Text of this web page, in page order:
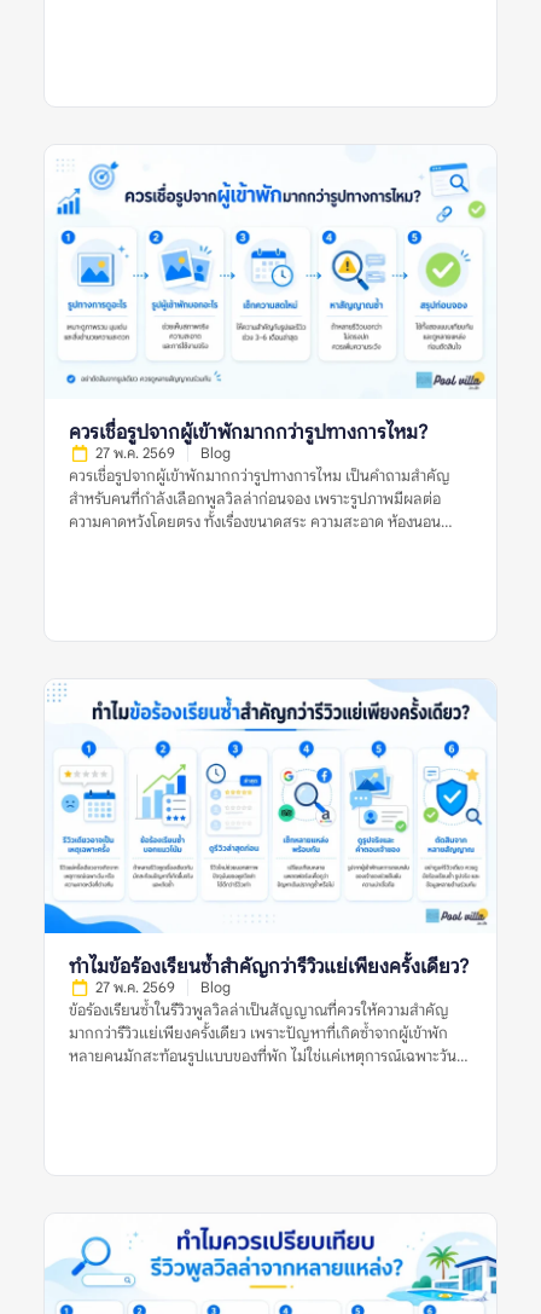
เพียงอย่างเดียว ควรดูหลายสัญญาณร่วมกัน ทั้งรูปจริงจากผู้เข้าพัก
ตัดสินใจ รีวิวพูลวิลล่าที่ดีหมายถึงอะไร? รีวิวพูลวิลล่าที่ดี คือรีวิวที่
ให้ข้อมูลเพียงพอสำหรับการตัดสินใจ ไม่ได้มีประโยชน์แค่เพราะให้
คะแนนสูง แต่ต้องบอกให้ชัดว่าที่พักดีในด้านใด มีข้อจำกัดอะไร
และเหมาะกับผู้เข้าพักแบบไหน รีวิวที่ดีควรตอบคำถามสำคัญ เช่น
บ้านตรงกับรูปไหม สระสะอาดหรือเปล่า ห้องนอนพอสำหรับจำนวน
คนจริงไหม ห้องน้ำใช้งานสะดวกไหม ทำเลเดินทางง่ายหรือไม่ และมี
ค่าใช้จ่ายเพิ่มเติมที่ควรรู้ก่อนจองหรือเปล่า ตัวอย่างรีวิวที่มีประโยชน์
คือรีวิวที่บอกว่า “ไป 10 คน ห้องนอนพอดี เตียงเสริมใช้ได้ สระน้ำ
สะอาด แต่ทางเข้าค่อนข้างแคบ ควรใช้รถส่วนตัว” รีวิวแบบนี้ช่วยให้
ผู้อ่านประเมินได้ดีกว่าคำสั้น ๆ […]
ควรเชื่อรูปจากผู้เข้าพักมากกว่ารูปทางการไหม?
27 พ.ค. 2569 Blog
ควรเชื่อรูปจากผู้เข้าพักมากกว่ารูปทางการไหม เป็นคำถามสำคัญ
สำหรับคนที่กำลังเลือกพูลวิลล่าก่อนจอง เพราะรูปภาพมีผลต่อ
ความคาดหวังโดยตรง ทั้งเรื่องขนาดสระ ความสะอาด ห้องนอน
ทางการร่วมกัน แล้วตรวจหลายสัญญาณประกอบ เช่น วันที่ของรีวิว
และข้อมูลจากหลายแหล่ง ก่อนตัดสินใจจองพูลวิลล่า ควรเชื่อรูป
จากผู้เข้าพักมากกว่ารูปทางการไหม หมายถึงอะไร? ควรเชื่อรูปจากผู้
เข้าพักมากกว่ารูปทางการไหม หมายถึงการพิจารณาว่ารูปประเภทใด
น่าใช้เป็นข้อมูลประกอบการตัดสินใจมากกว่า ระหว่างรูปที่เจ้าของ
ที่พักหรือแพลตฟอร์มจัดทำอย่างเป็นทางการ กับรูปที่ผู้เข้าพักจริง
ถ่ายและแนบไว้ในรีวิว รูปทางการมักถ่ายด้วยแสงดี มุมดี และจัด
พื้นที่ให้ดูพร้อมที่สุด จึงช่วยให้เห็นภาพรวมของที่พักได้ชัด เช่น
โครงสร้างบ้าน สไตล์การตกแต่ง มุมสระ พื้นที่นั่งเล่น และห้องนอน
หลัก แต่ข้อจำกัดคืออาจไม่สะท้อนสภาพปัจจุบัน หากรูปถ่ายไว้นาน
หรือถ่ายเฉพาะมุมที่ดีที่สุด ส่วนรูปจากผู้เข้าพักมักมีความเป็น
ธรรมชาติมากกว่า เห็นสภาพบ้านตอนใช้งานจริง เช่น สระหลังมีคน
เล่น ห้องน้ำที่ใช้งานจริง พื้นที่ครัว ที่จอดรถ หรือมุมที่รูปทางการไม่
ได้แสดง อย่างไรก็ตาม รูปจากผู้เข้าพักก็มีข้อจำกัดเช่นกัน เพราะ
อาจถ่ายในวันที่แสงไม่ดี มุมไม่สวย หรือสะท้อนเหตุการณ์เฉพาะวัน
ดังนั้น การเปรียบเทียบรูปทั้งสองประเภทจึงสำคัญกว่าการเลือกเชื่อ
ฝ่ายใดฝ่ายหนึ่งทั้งหมด […]
ทำไมข้อร้องเรียนซ้ำสำคัญกว่ารีวิวแย่เพียงครั้งเดียว?
27 พ.ค. 2569 Blog
ข้อร้องเรียนซ้ำในรีวิวพูลวิลล่าเป็นสัญญาณที่ควรให้ความสำคัญ
มากกว่ารีวิวแย่เพียงครั้งเดียว เพราะปัญหาที่เกิดซ้ำจากผู้เข้าพัก
หลายคนมักสะท้อนรูปแบบของที่พัก ไม่ใช่แค่เหตุการณ์เฉพาะวัน
แอร์ไม่เย็น ห้องนอนไม่ตรงรูป คืนเงินมัดจำช้า หรือมีค่าใช้จ่ายไม่
ก่อนจอง การอ่านรีวิวพูลวิลล่าอย่างรอบคอบจึงไม่ใช่การหารีวิวที่ดี
ที่สุดหรือแย่ที่สุด แต่คือการดูแนวโน้มจากหลายรีวิว หลายช่วงเวลา
และหลายแหล่งข้อมูลร่วมกัน ข้อร้องเรียนซ้ำในรีวิวพูลวิลล่าหมาย
ถึงอะไร? ข้อร้องเรียนซ้ำในรีวิวพูลวิลล่า หมายถึงปัญหาเดียวกัน
หรือปัญหาคล้ายกันที่ปรากฏในรีวิวจากผู้เข้าพักหลายคน เช่น หลาย